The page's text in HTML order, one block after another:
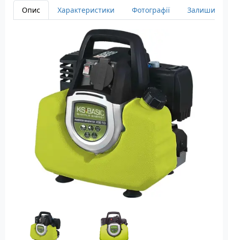
Опис Характеристики Фотографії Залишити